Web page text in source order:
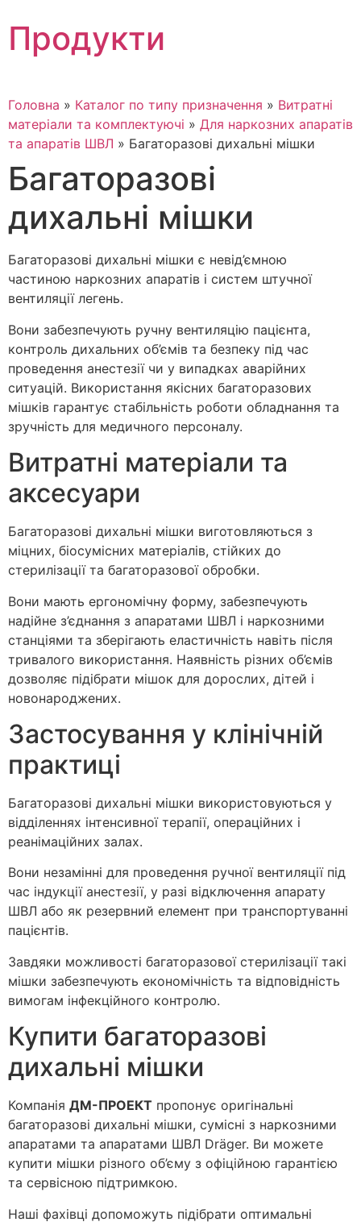
to
content
Продукти
Головна » Каталог по типу призначення » Витратні
матеріали та комплектуючі » Для наркозних апаратів
та апаратів ШВЛ » Багаторазові дихальні мішки
Багаторазові
дихальні мішки
Багаторазові дихальні мішки є невід’ємною
частиною наркозних апаратів і систем штучної
вентиляції легень.
Вони забезпечують ручну вентиляцію пацієнта,
контроль дихальних об’ємів та безпеку під час
проведення анестезії чи у випадках аварійних
ситуацій. Використання якісних багаторазових
мішків гарантує стабільність роботи обладнання та
зручність для медичного персоналу.
Витратні матеріали та
аксесуари
Багаторазові дихальні мішки виготовляються з
міцних, біосумісних матеріалів, стійких до
стерилізації та багаторазової обробки.
Вони мають ергономічну форму, забезпечують
надійне з’єднання з апаратами ШВЛ і наркозними
станціями та зберігають еластичність навіть після
тривалого використання. Наявність різних об’ємів
дозволяє підібрати мішок для дорослих, дітей і
новонароджених.
Застосування у клінічній
практиці
Багаторазові дихальні мішки використовуються у
відділеннях інтенсивної терапії, операційних і
реанімаційних залах.
Вони незамінні для проведення ручної вентиляції під
час індукції анестезії, у разі відключення апарату
ШВЛ або як резервний елемент при транспортуванні
пацієнтів.
Завдяки можливості багаторазової стерилізації такі
мішки забезпечують економічність та відповідність
вимогам інфекційного контролю.
Купити багаторазові
дихальні мішки
Компанія ДМ-ПРОЕКТ пропонує оригінальні
багаторазові дихальні мішки, сумісні з наркозними
апаратами та апаратами ШВЛ Dräger. Ви можете
купити мішки різного об’єму з офіційною гарантією
та сервісною підтримкою.
Наші фахівці допоможуть підібрати оптимальні